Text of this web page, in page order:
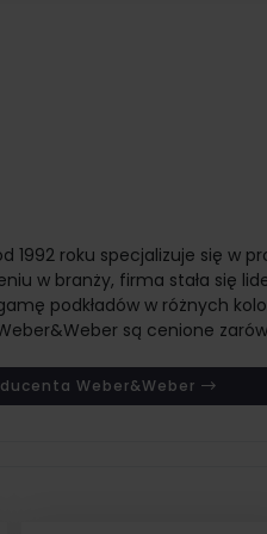
1992 roku specjalizuje się w
w branży, firma stała się
podkładów w różnych
są cenione
Weber&Weber